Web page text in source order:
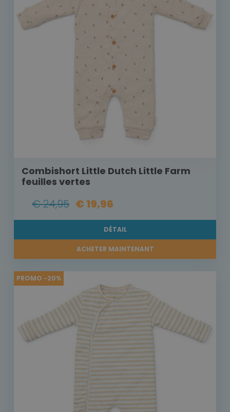
Combishort Little Dutch Little Farm
feuilles vertes
€ 24,95 € 19,96
DÉTAIL
ACHETER MAINTENANT
PROMO -20%